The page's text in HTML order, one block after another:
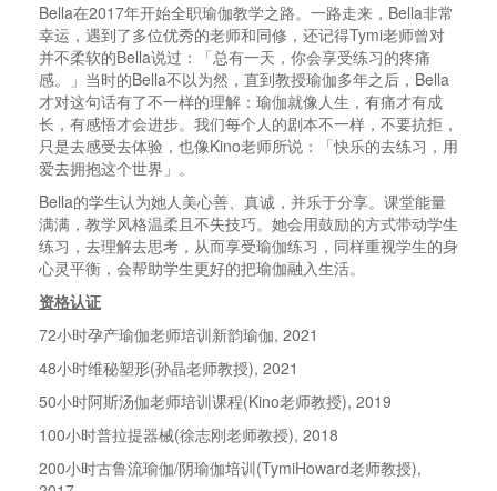
Bella在2017年开始全职瑜伽教学之路。一路走来，Bella非常
幸运，遇到了多位优秀的老师和同修，还记得Tymi老师曾对
并不柔软的Bella说过：「总有一天，你会享受练习的疼痛
感。」当时的Bella不以为然，直到教授瑜伽多年之后，Bella
才对这句话有了不一样的理解：瑜伽就像人生，有痛才有成
长，有感悟才会进步。我们每个人的剧本不一样，不要抗拒，
只是去感受去体验，也像Kino老师所说：「快乐的去练习，用
爱去拥抱这个世界」。
Bella的学生认为她人美心善、真诚，并乐于分享。课堂能量
满满，教学风格温柔且不失技巧。她会用鼓励的方式带动学生
练习，去理解去思考，从而享受瑜伽练习，同样重视学生的身
心灵平衡，会帮助学生更好的把瑜伽融入生活。
资格认证
72小时孕产瑜伽老师培训新韵瑜伽, 2021
48小时维秘塑形(孙晶老师教授), 2021
50小时阿斯汤伽老师培训课程(Kino老师教授), 2019
100小时普拉提器械(徐志刚老师教授), 2018
200小时古鲁流瑜伽/阴瑜伽培训(TymiHoward老师教授),